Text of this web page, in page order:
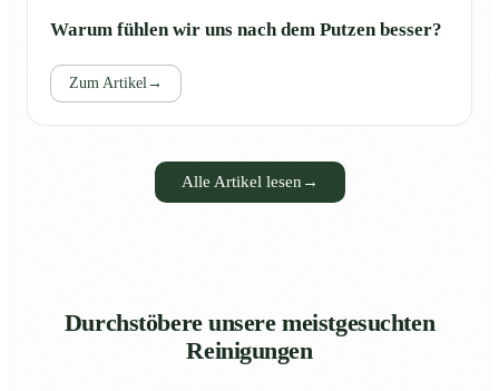
Warum fühlen wir uns nach dem Putzen besser?
Zum Artikel →
Alle Artikel lesen →
Durchstöbere unsere meistgesuchten
Reinigungen